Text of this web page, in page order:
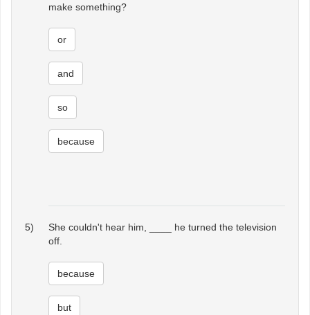
make something?
or
and
so
because
5)
She couldn't hear him, ____ he turned the television
off.
because
but